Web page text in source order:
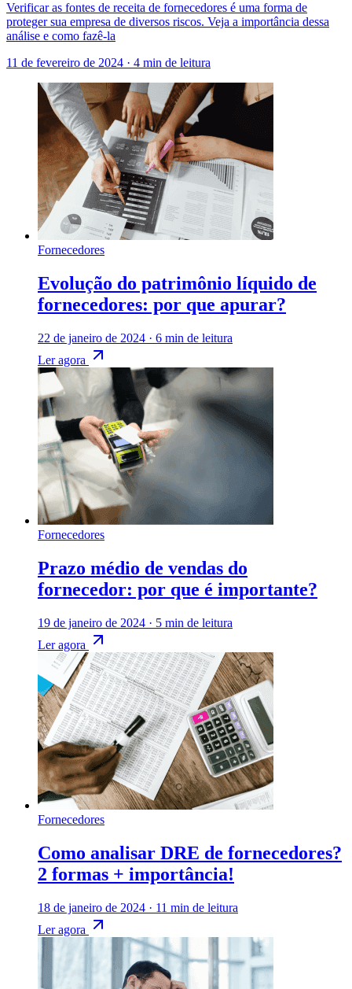
Verificar as fontes de receita de fornecedores é uma forma de
proteger sua empresa de diversos riscos. Veja a importância dessa
análise e como fazê-la
11 de fevereiro de 2024 · 4 min de leitura
Fornecedores
Evolução do patrimônio líquido de
fornecedores: por que apurar?
22 de janeiro de 2024 · 6 min de leitura
Ler agora
Fornecedores
Prazo médio de vendas do
fornecedor: por que é importante?
19 de janeiro de 2024 · 5 min de leitura
Ler agora
Fornecedores
Como analisar DRE de fornecedores?
2 formas + importância!
18 de janeiro de 2024 · 11 min de leitura
Ler agora